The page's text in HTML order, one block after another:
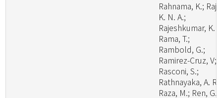
Rahnama, K.; Raj,
K. N. A.;
Rajeshkumar, K.
Rama, T.;
Rambold, G.;
Ramirez-Cruz, V;
Rasconi, S.;
Rathnayaka, A. R.;
Raza, M.; Ren, G.